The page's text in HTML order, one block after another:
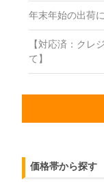
年末年始の出荷
【対応済：クレ
て】
価格帯から探す